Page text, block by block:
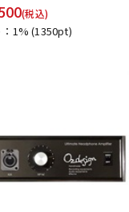
(税込)
：1%(1350pt)